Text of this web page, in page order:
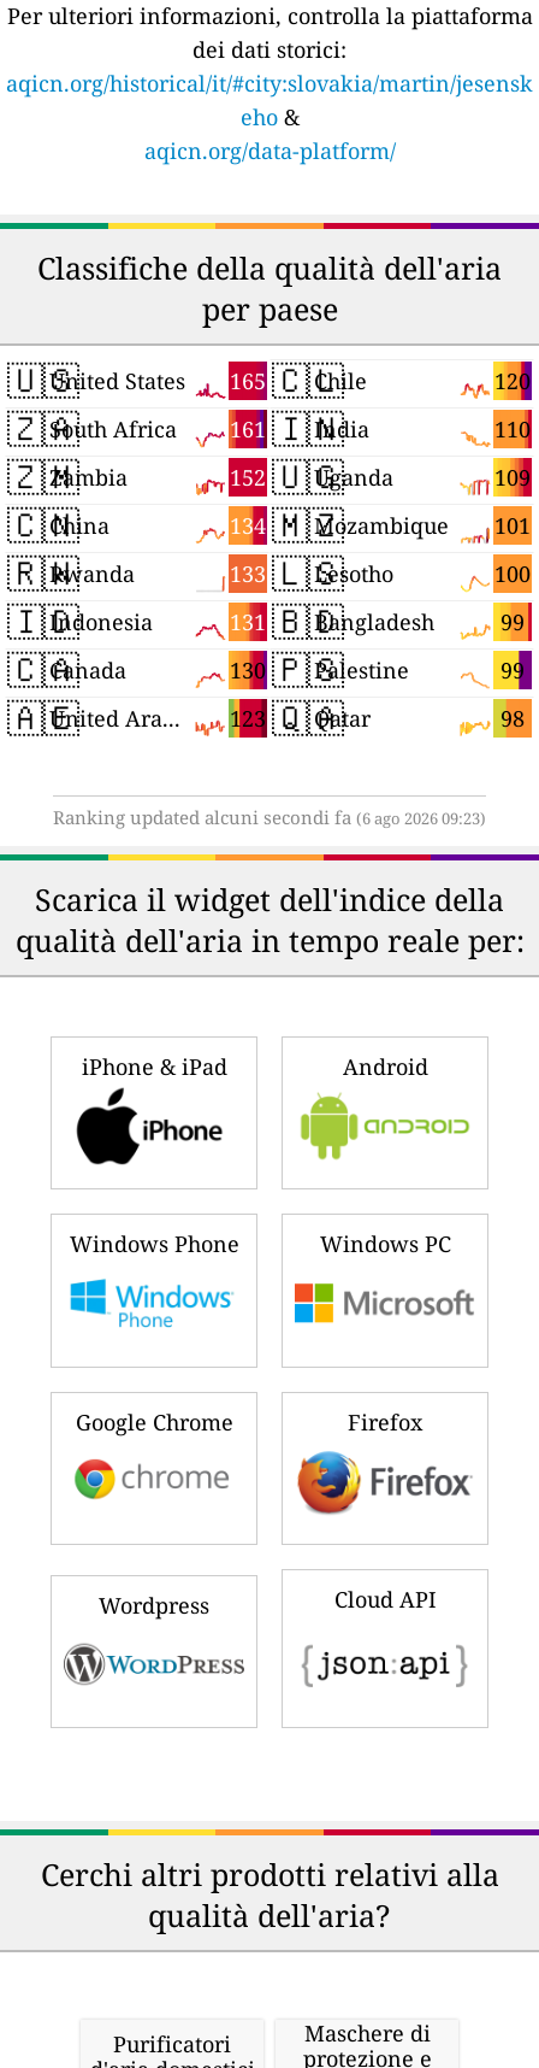
Per ulteriori informazioni, controlla la piattaforma
dei dati storici:
aqicn.org/historical/it/#city:slovakia/martin/jesensk
eho&
aqicn.org/data-platform/
Classifiche della qualità dell'aria
per paese
🇺🇸 165
United States
🇿🇦 161
South Africa
🇿🇲 152
Zambia
🇨🇳 134
China
🇷🇼 133
Rwanda
🇮🇩 131
Indonesia
🇨🇦 130
Canada
🇦🇪 123
United Arab Emirates
🇨🇱 120
Chile
🇮🇳 110
India
🇺🇬 109
Uganda
🇲🇿 101
Mozambique
🇱🇸 100
Lesotho
🇧🇩 99
Bangladesh
🇵🇸 99
Palestine
🇶🇦 98
Qatar
Ranking updated alcuni secondi fa (6 ago 2026 09:23)
Scarica il widget dell'indice della
qualità dell'aria in tempo reale per:
iPhone & iPad Android
Windows Phone Windows PC
Google Chrome Firefox
Wordpress Cloud API
Cerchi altri prodotti relativi alla
qualità dell'aria?
Purificatori
Maschere di
protezione e